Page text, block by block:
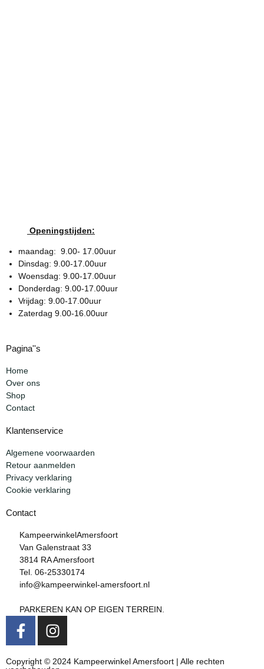
Openingstijden:
maandag: 9.00- 17.00uur
Dinsdag: 9.00-17.00uur
Woensdag: 9.00-17.00uur
Donderdag: 9.00-17.00uur
Vrijdag: 9.00-17.00uur
Zaterdag 9.00-16.00uur
Pagina''s
Home
Over ons
Shop
Contact
Klantenservice
Algemene voorwaarden
Retour aanmelden
Privacy verklaring
Cookie verklaring
Contact
KampeerwinkelAmersfoort
Van Galenstraat 33
3814 RA Amersfoort
Tel. 06-25330174
info@kampeerwinkel-amersfoort.nl
PARKEREN KAN OP EIGEN TERREIN.
Copyright © 2024 Kampeerwinkel Amersfoort | Alle rechten